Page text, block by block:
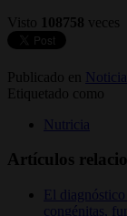
Visto 108758 veces
Publicado en
Etiquetado como
Nutricia
Artículos
El
congénitas,